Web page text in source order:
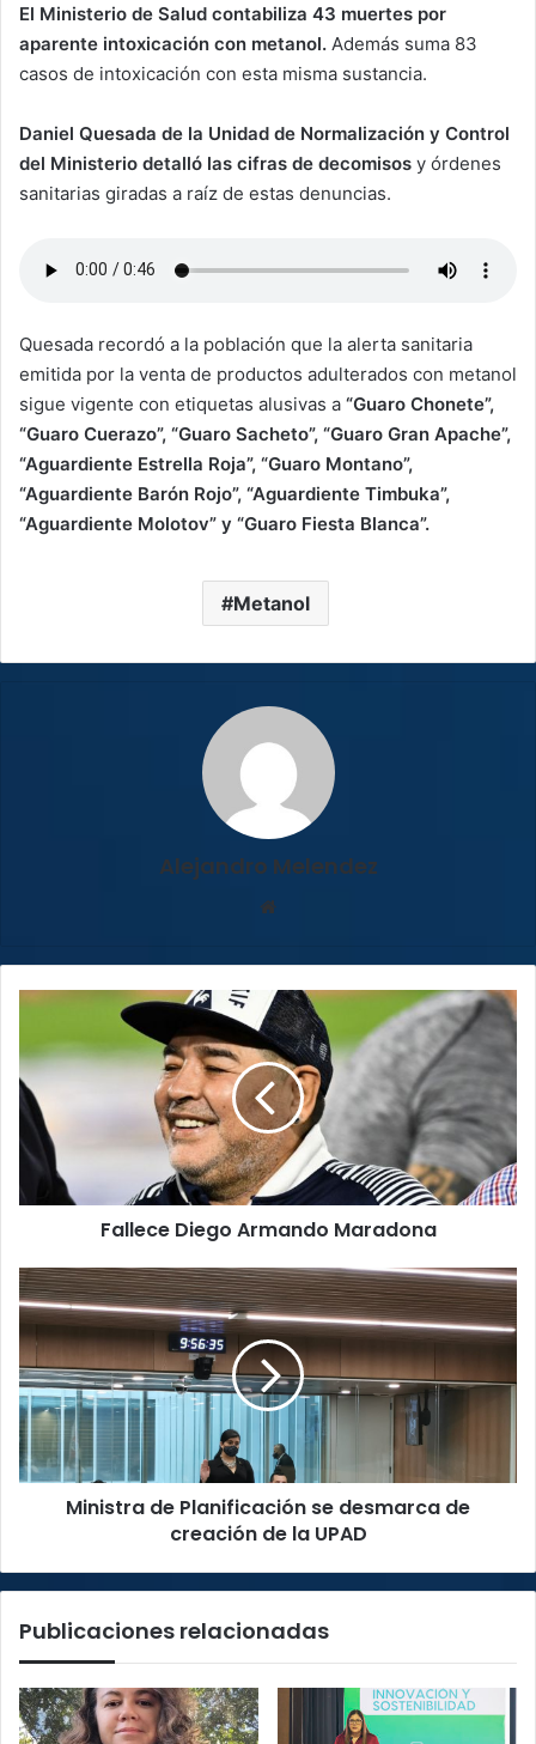
El Ministerio de Salud contabiliza 43 muertes por
aparente intoxicación con metanol. Además suma 83
casos de intoxicación con esta misma sustancia.
Daniel Quesada de la Unidad de Normalización y Control
del Ministerio detalló las cifras de decomisos y órdenes
sanitarias giradas a raíz de estas denuncias.
Quesada recordó a la población que la alerta sanitaria
emitida por la venta de productos adulterados con metanol
sigue vigente con etiquetas alusivas a “Guaro Chonete”,
“Guaro Cuerazo”, “Guaro Sacheto”, “Guaro Gran Apache”,
“Aguardiente Estrella Roja”, “Guaro Montano”,
“Aguardiente Barón Rojo”, “Aguardiente Timbuka”,
“Aguardiente Molotov” y “Guaro Fiesta Blanca”.
Metanol
Alejandro Melendez
Fallece
Armando
Maradona
Fallece Diego Armando Maradona
Ministra
de
Planificación
se
desmarca
de
creación
de
la
Ministra de Planificación se desmarca de
creación de la UPAD
Publicaciones relacionadas